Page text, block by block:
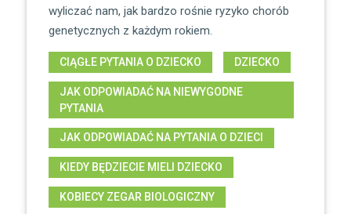
wyliczać nam, jak bardzo rośnie ryzyko chorób
genetycznych z każdym rokiem.
CIĄGŁE PYTANIA O DZIECKO DZIECKO
JAK ODPOWIADAĆ NA NIEWYGODNE
PYTANIA
JAK ODPOWIADAĆ NA PYTANIA O DZIECI
KIEDY BĘDZIECIE MIELI DZIECKO
KOBIECY ZEGAR BIOLOGICZNY